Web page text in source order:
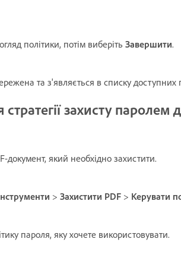
політики, потім виберіть Завершити.
та з'являється в списку доступних
стратегії захисту паролем
документ, який необхідно захистити.
> Захистити PDF > Керувати
пароля, яку хочете використовувати.